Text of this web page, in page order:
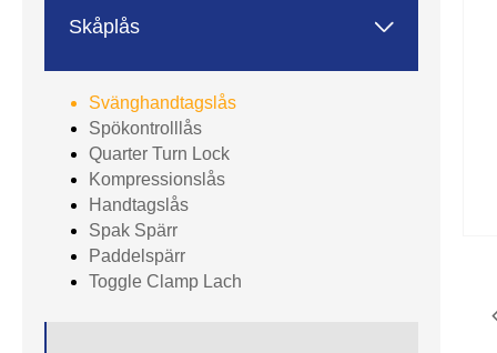
Skåplås 
Svänghandtagslås
Spökontrolllås
Quarter Turn Lock
Kompressionslås
Handtagslås
Spak Spärr
Paddelspärr
Toggle Clamp Lach